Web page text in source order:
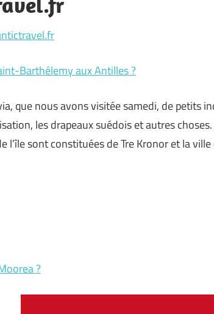
Barthélemy aux Antilles ?
que nous avons visitée samedi, de
les drapeaux suédois et autres
l’île sont constituées de Tre Kronor et la
?